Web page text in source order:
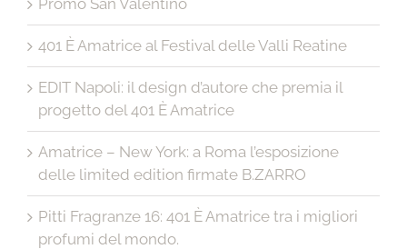
401 È Amatrice al Festival delle Valli Reatine
EDIT Napoli: il design d’autore che premia il
progetto del 401 È Amatrice
Amatrice – New York: a Roma l’esposizione
delle limited edition firmate B.ZARRO
Pitti Fragranze 16: 401 È Amatrice tra i migliori
profumi del mondo.